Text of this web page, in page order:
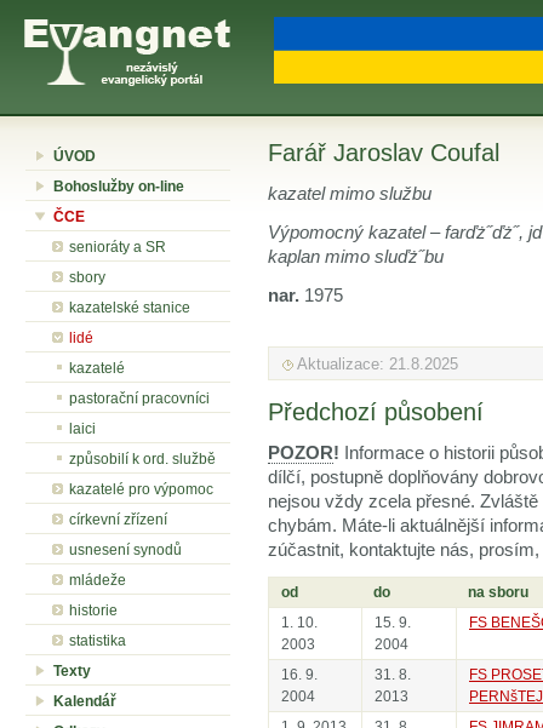
ÚVOD
Bohoslužby on-line
ČCE
senioráty a SR
sbory
kazatelské stanice
lidé
kazatelé
pastorační pracovníci
laici
způsobilí k ord. službě
kazatelé pro výpomoc
církevní zřízení
usnesení synodů
mládeže
historie
statistika
Texty
Kalendář
Farář Jaroslav Coufal
kazatel mimo službu
Výpomocný kazatel – farďż˝ďż˝,
kaplan mimo sluďż˝bu
nar. 1975
Aktualizace: 21.8.2025
Předchozí působení
POZOR! Informace o historii
dílčí, postupně doplňovány
nejsou vždy zcela přesné.
chybám. Máte-li aktuálnější
zúčastnit, kontaktujte nás,
od do
na sboru
1. 10.
2003
15. 9.
2004
FS
16. 9.
2004
31. 8.
2013
FS